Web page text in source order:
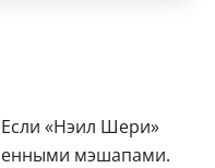
Если «Нэил Шери»
мэшапами.